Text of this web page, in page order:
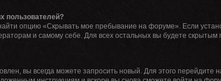
пользователей?
опцию «Скрывать мое пребывание на форуме». Если
и самому себе. Для всех остальных вы будете скрытым
вы всегда можете запросить новый. Для этого перейдите